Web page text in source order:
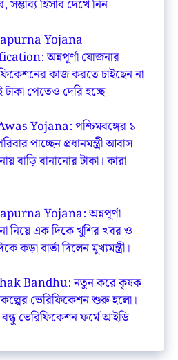
সম্ভাব্য হিসাব দেখে নিন
Yojana
অন্নপূর্ণা যোজনার
কাজ করতে চাইছেন না
টাকা পেতেও দেরি হচ্ছে
Yojana: পশ্চিমবঙ্গের ১
পাচ্ছেন প্রধানমন্ত্রী আবাস
বাড়ি বানানোর টাকা। কারা
Yojana: অন্নপূর্ণা
নিয়ে এক দিকে খুশির খবর ও
কড়া বার্তা দিলেন মুখ্যমন্ত্রী।
Bandhu: নতুন করে কৃষক
ভেরিফিকেশন শুরু হলো।
ভেরিফিকেশন ফর্মে আইডি